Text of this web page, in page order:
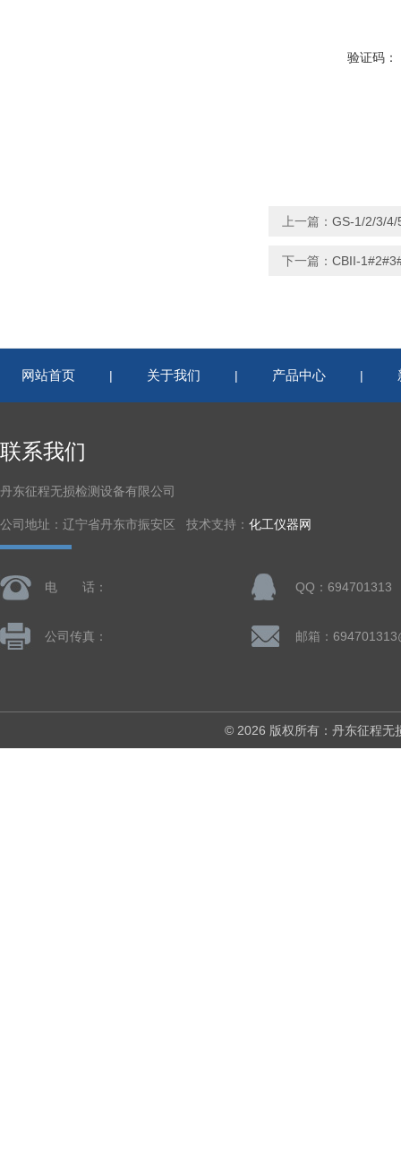
验证码：
上一篇： GS-1/2/3/4/
下一篇： CBII-
网站首页 | 关于我们 | 产品中心 |
联系我们
丹东征程无损检测设备有限公司
公司地址：辽宁省丹东市振安区 技术支持： 化工仪器网
电 话： QQ：694701313
公司传真： 邮箱：
© 2026 版权所有：丹东征程